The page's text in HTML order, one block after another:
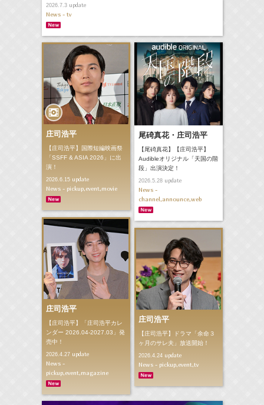
2026.7.3update
News - tv
庄司浩平
【庄司浩平】国際短編映画祭
「SSFF & ASIA 2026」に出
演！
2026.6.15update
News - pickup,event,movie
尾碕真花・庄司浩平
【尾碕真花】【庄司浩平】
Audibleオリジナル「天国の階
段」出演決定！
2026.5.28update
News -
channel,announce,web
庄司浩平
【庄司浩平】「庄司浩平カレ
ンダー 2026.04-2027.03」発
売中！
2026.4.27update
News -
pickup,event,magazine
庄司浩平
【庄司浩平】ドラマ「余命３
ヶ月のサレ夫」放送開始！
2026.4.24update
News - pickup,event,tv